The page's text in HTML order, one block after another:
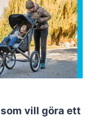
vill göra ett